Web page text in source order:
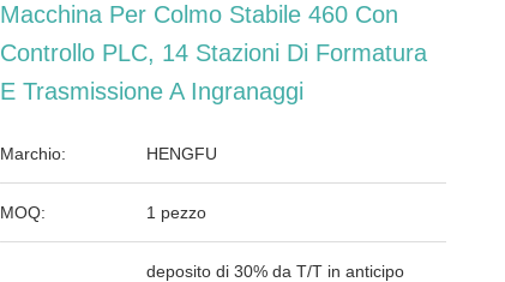
Macchina Per Colmo Stabile 460 Con
Controllo PLC, 14 Stazioni Di Formatura
E Trasmissione A Ingranaggi
Marchio: HENGFU
MOQ: 1 pezzo
deposito di 30% da T/T in anticipo